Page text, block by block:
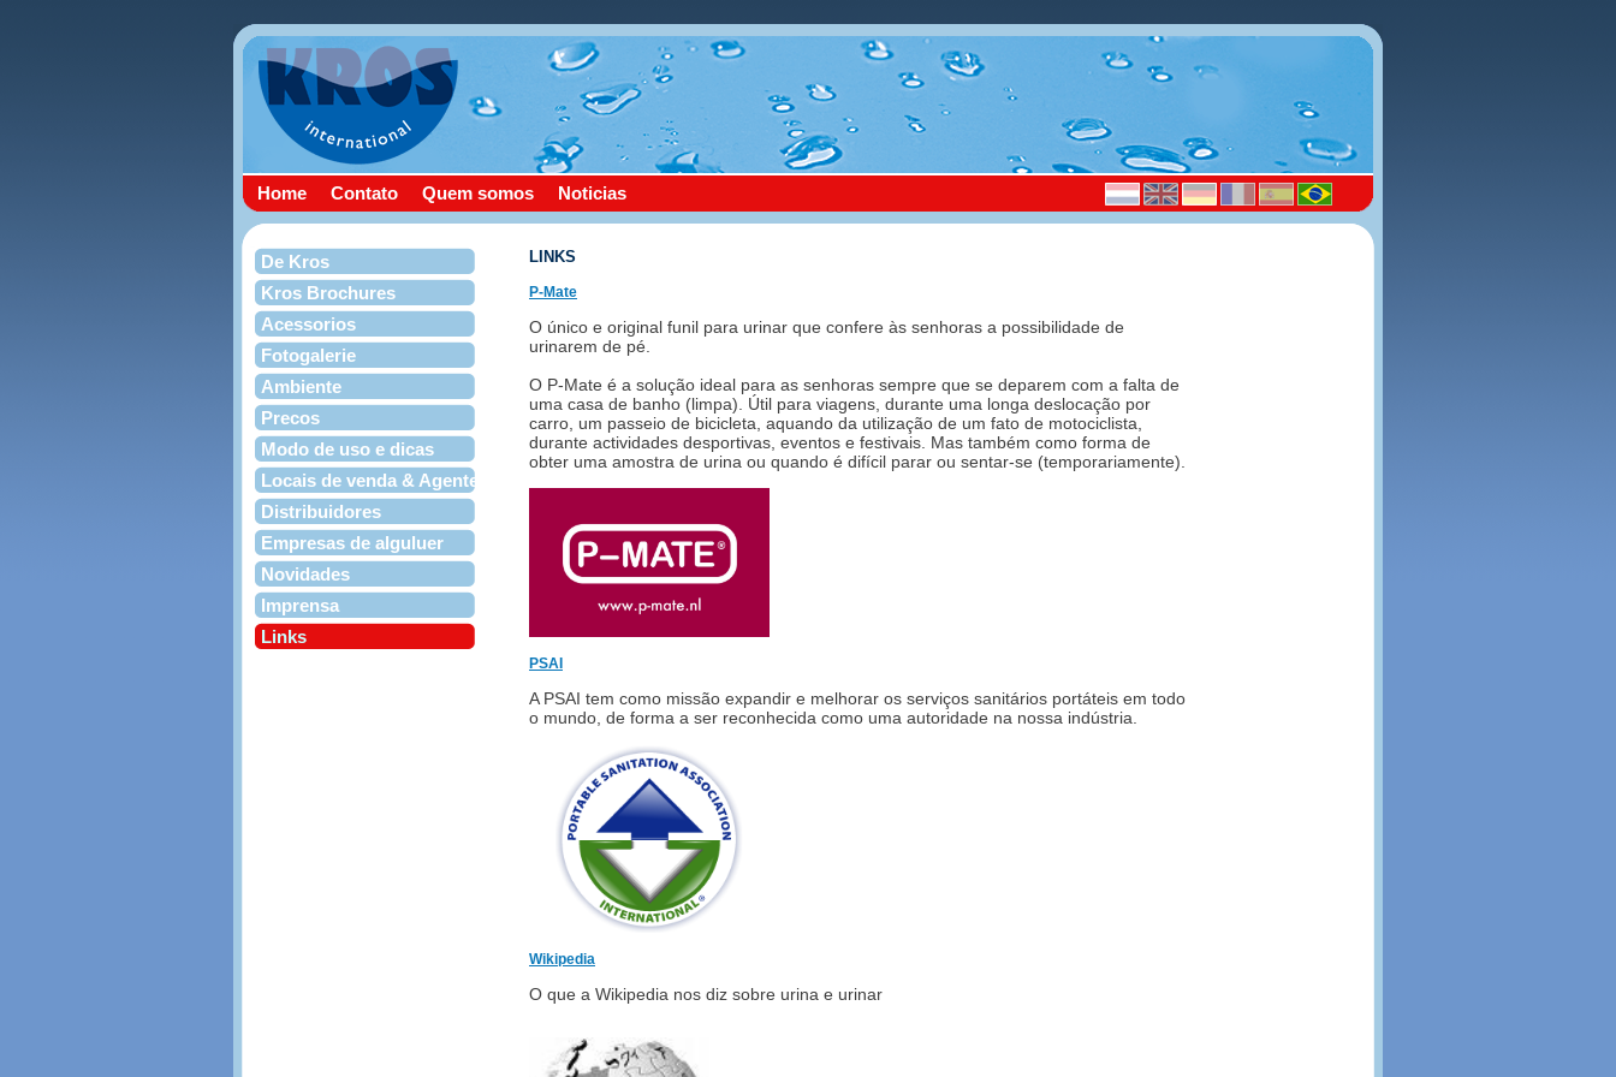
Home Contato Quem somos Noticias
De Kros
Kros Brochures
Acessorios
Fotogalerie
Ambiente
Precos
Modo de uso e dicas
Locais de venda & Agentes
Distribuidores
Empresas de alguluer
Novidades
Imprensa
Links
LINKS
P-Mate
O único e original funil para urinar que confere às senhoras a possibilidade de
urinarem de pé.
O P-Mate é a solução ideal para as senhoras sempre que se deparem com a falta de
uma casa de banho (limpa). Útil para viagens, durante uma longa deslocação por
carro, um passeio de bicicleta, aquando da utilização de um fato de motociclista,
durante actividades desportivas, eventos e festivais. Mas também como forma de
obter uma amostra de urina ou quando é difícil parar ou sentar-se (temporariamente).
PSAI
A PSAI tem como missão expandir e melhorar os serviços sanitários portáteis em todo
o mundo, de forma a ser reconhecida como uma autoridade na nossa indústria.
Wikipedia
O que a Wikipedia nos diz sobre urina e urinar